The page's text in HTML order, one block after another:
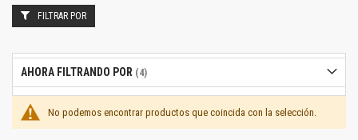
No podemos encontrar productos que coincida con la selección.
FILTRAR POR
AHORA FILTRANDO POR